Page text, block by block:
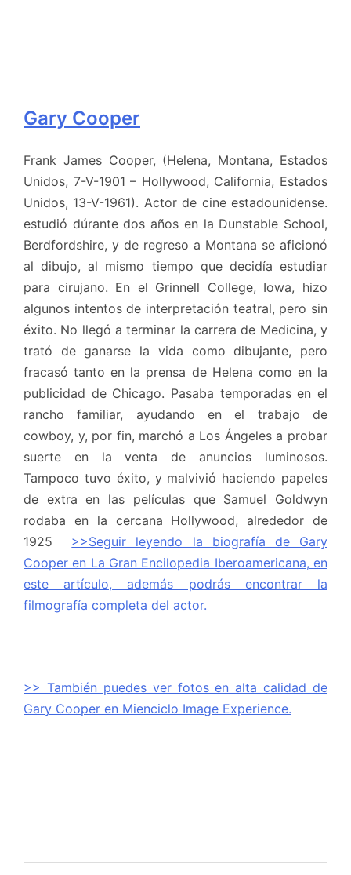
Gary Cooper
Frank James Cooper, (Helena, Montana, Estados
Unidos, 7-V-1901 – Hollywood, California, Estados
Unidos, 13-V-1961). Actor de cine estadounidense.
estudió dúrante dos años en la Dunstable School,
Berdfordshire, y de regreso a Montana se aficionó
al dibujo, al mismo tiempo que decidía estudiar
para cirujano. En el Grinnell College, Iowa, hizo
algunos intentos de interpretación teatral, pero sin
éxito. No llegó a terminar la carrera de Medicina, y
trató de ganarse la vida como dibujante, pero
fracasó tanto en la prensa de Helena como en la
publicidad de Chicago. Pasaba temporadas en el
rancho familiar, ayudando en el trabajo de
cowboy, y, por fin, marchó a Los Ángeles a probar
suerte en la venta de anuncios luminosos.
Tampoco tuvo éxito, y malvivió haciendo papeles
de extra en las películas que Samuel Goldwyn
rodaba en la cercana Hollywood, alrededor de
1925 >>Seguir leyendo la biografía de Gary
Cooper en La Gran Encilopedia Iberoamericana, en
este artículo, además podrás encontrar la
filmografía completa del actor.
>> También puedes ver fotos en alta calidad de
Gary Cooper en Mienciclo Image Experience.